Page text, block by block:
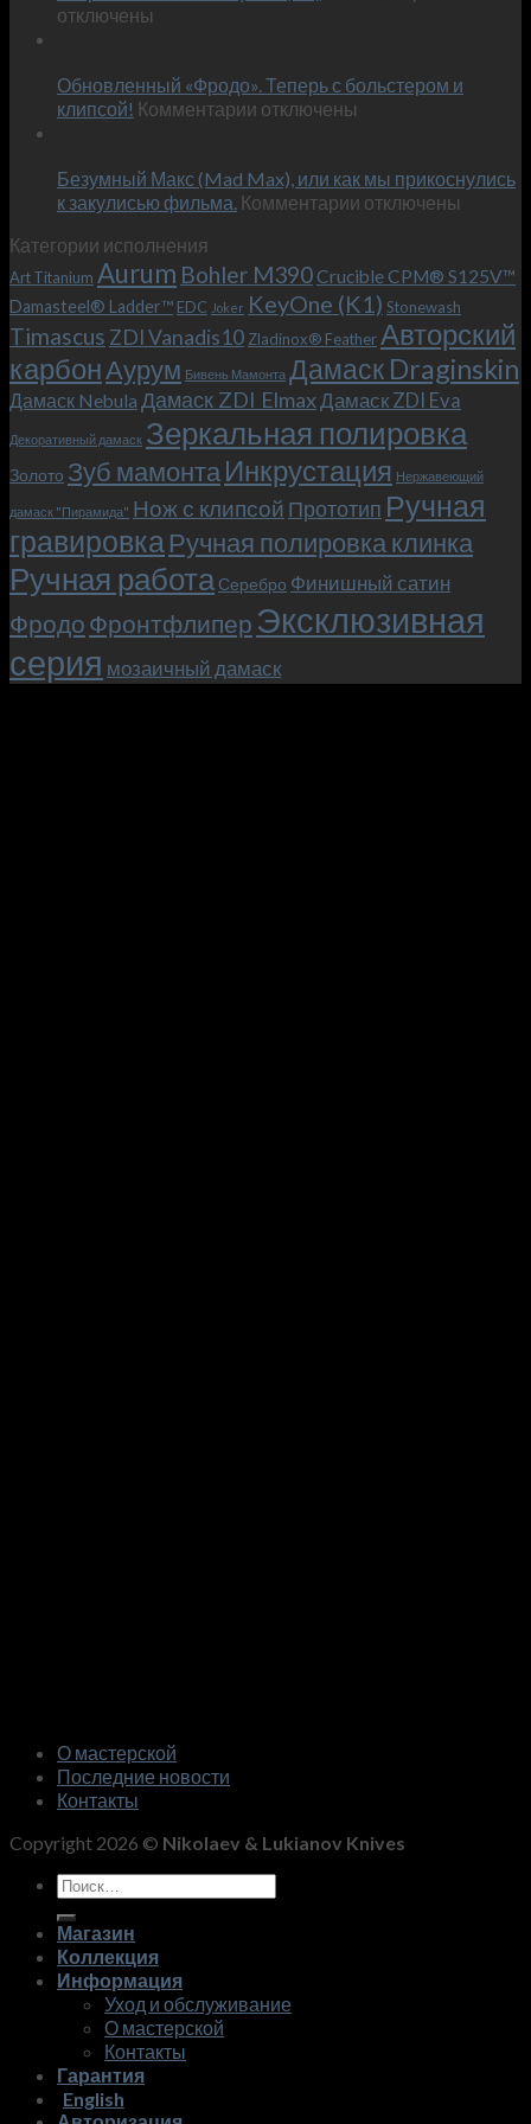
–
и
KeyOne
отключены
Обновленный «Фродо». Теперь с больстером и
клипсой! Комментарии к
«Фродо».
Теперь
и
клипсой!
отключены
Безумный Макс (Mad Max), или как мы прикоснулись
к закулисью фильма. Комментарии к
Макс
(Mad
Max),
или
как
мы
прикоснулись
к
фильма.
отключены
Категории исполнения
Art Titanium Aurum Bohler M390Crucible CPM® S125V™
Damasteel® Ladder™ EDC Joker KeyOne (K1) Stonewash
Timascus ZDI Vanadis10 Zladinox® FeatherАвторский
карбонАурум Бивень Мамонта Дамаск Draginskin
Дамаск Nebula Дамаск ZDI ElmaxДамаск ZDI Eva
Декоративный дамаск Зеркальная полировка
Золото Зуб мамонтаИнкрустация Нержавеющий
дамаск "Пирамида" Нож с клипсой Прототип Ручная
гравировкаРучная полировка клинка
Ручная работа Серебро Финишный сатин
Фродо Фронтфлипер Эксклюзивная
серия мозаичный дамаск
О мастерской
Последние новости
Контакты
Copyright 2026 © Nikolaev & Lukianov Knives
Искать:
Магазин
Коллекция
Информация
Уход и обслуживание
О мастерской
Контакты
Гарантия
English